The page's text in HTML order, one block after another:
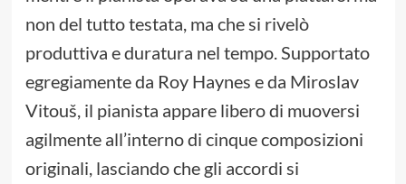
non del tutto testata, ma che si rivelò
produttiva e duratura nel tempo. Supportato
egregiamente da Roy Haynes e da Miroslav
Vitouš, il pianista appare libero di muoversi
agilmente all’interno di cinque composizioni
originali, lasciando che gli accordi si